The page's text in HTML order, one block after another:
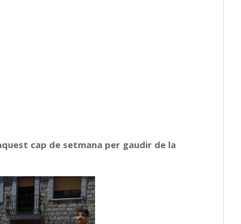
cap de setmana per gaudir de la